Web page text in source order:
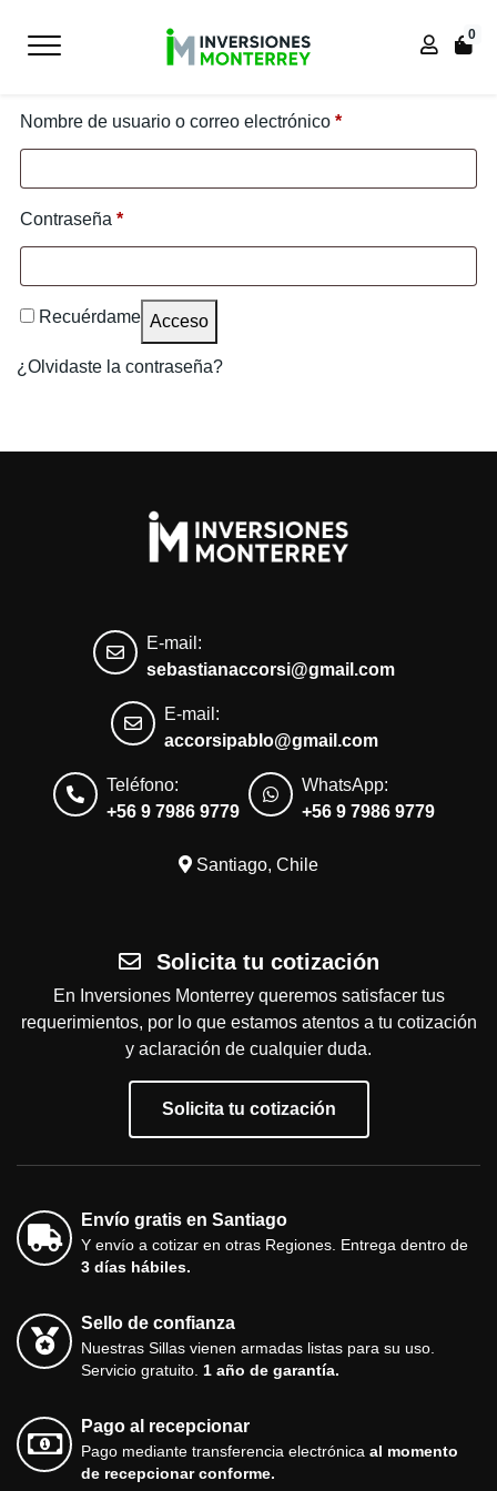
0
Nombre de usuario o correo electrónico *Obligatorio
Contraseña *Obligatorio
Recuérdame Acceso
¿Olvidaste la contraseña?
E-mail:
sebastianaccorsi@gmail.com
E-mail:
accorsipablo@gmail.com
Teléfono:
+56 9 7986 9779
WhatsApp:
+56 9 7986 9779
Santiago, Chile
Solicita tu cotización
En Inversiones Monterrey queremos satisfacer tus
requerimientos, por lo que estamos atentos a tu cotización
y aclaración de cualquier duda.
Solicita tu cotización
Envío gratis en Santiago
Y envío a cotizar en otras Regiones. Entrega dentro de
3 días hábiles.
Sello de confianza
Nuestras Sillas vienen armadas listas para su uso.
Servicio gratuito. 1 año de garantía.
Pago al recepcionar
Pago mediante transferencia electrónica al momento
de recepcionar conforme.